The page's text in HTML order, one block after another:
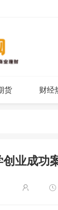
货 财经
创业成功